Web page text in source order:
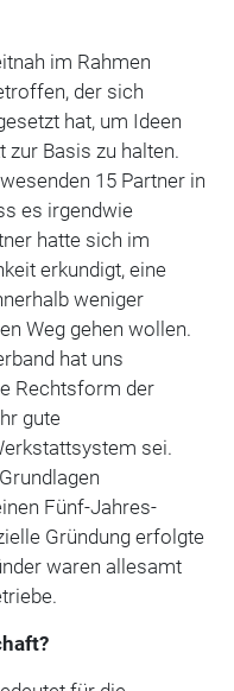
im Rahmen
der sich
hat, um Ideen
Basis zu halten.
15 Partner in
es irgendwie
hatte sich im
erkundigt, eine
weniger
Weg gehen wollen.
hat uns
Rechtsform der
gute
sei.
Fünf-Jahres-
Gründung erfolgte
waren allesamt